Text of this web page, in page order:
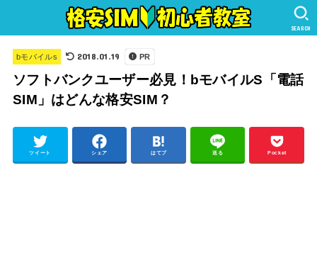
SEARCH
bモバイルs 2018.01.19 PR
ソフトバンクユーザー必見！bモバイルS「電話
SIM」はどんな格安SIM？
ツイート シェア はてブ 送る Pocket